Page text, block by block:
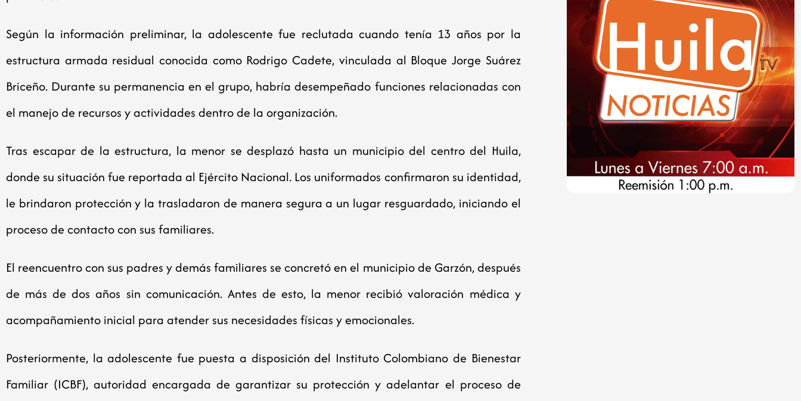
Según la información preliminar, la adolescente fue reclutada cuando tenía 13 años por la
estructura armada residual conocida como Rodrigo Cadete, vinculada al Bloque Jorge Suárez
Briceño. Durante su permanencia en el grupo, habría desempeñado funciones relacionadas con
el manejo de recursos y actividades dentro de la organización.
Tras escapar de la estructura, la menor se desplazó hasta un municipio del centro del Huila,
donde su situación fue reportada al Ejército Nacional. Los uniformados confirmaron su identidad,
le brindaron protección y la trasladaron de manera segura a un lugar resguardado, iniciando el
proceso de contacto con sus familiares.
El reencuentro con sus padres y demás familiares se concretó en el municipio de Garzón, después
de más de dos años sin comunicación. Antes de esto, la menor recibió valoración médica y
acompañamiento inicial para atender sus necesidades físicas y emocionales.
Posteriormente, la adolescente fue puesta a disposición del Instituto Colombiano de Bienestar
Familiar (ICBF), autoridad encargada de garantizar su protección y adelantar el proceso de